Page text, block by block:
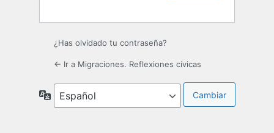
¿Has olvidado tu contraseña?
← Ir a Migraciones. Reflexiones cívicas
Idioma